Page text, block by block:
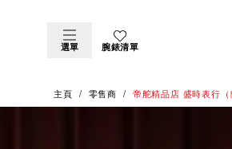
選單 腕錶清單
主頁 零售商 帝舵精品店 盛時表行（